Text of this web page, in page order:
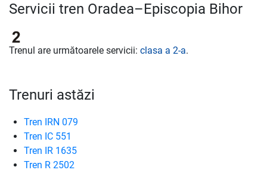
Servicii tren Oradea–Episcopia Bihor
Trenul are următoarele servicii: clasa a 2-a.
Trenuri astăzi
Tren IRN 079
Tren IC 551
Tren IR 1635
Tren R 2502